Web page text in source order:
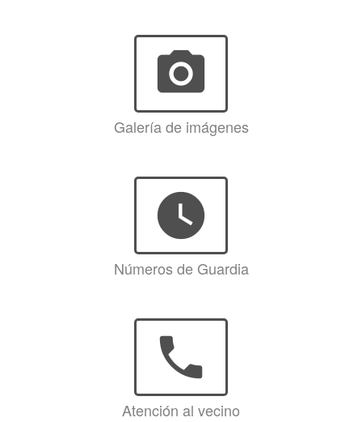
photo_camera
Galería de imágenes
watch_later
Números de Guardia
phone
Atención al vecino